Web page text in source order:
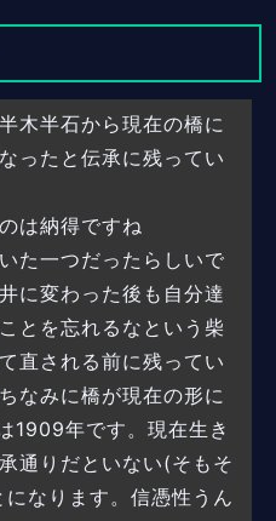
木半石から現在の橋に
ったと伝承に残ってい
は納得ですね
た一つだったらしいで
に変わった後も自分達
とを忘れるなという柴
直される前に残ってい
なみに橋が現在の形に
1909年です。現在生き
通りだといない(そもそ
なります。信憑性うん